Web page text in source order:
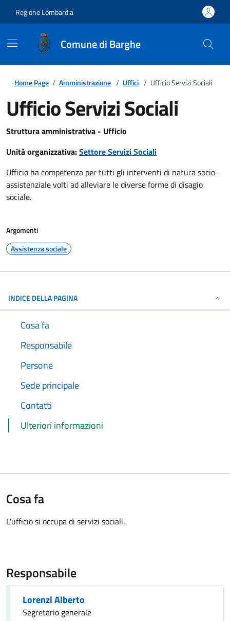
Regione Lombardia
Comune di Barghe
Home Page / Amministrazione / Uffici / Ufficio Servizi Sociali
Ufficio Servizi Sociali
Struttura amministrativa - Ufficio
Unità organizzativa:Settore Servizi Sociali
Ufficio ha competenza per tutti gli interventi di natura socio-
assistenziale volti ad alleviare le diverse forme di disagio
sociale.
Argomenti
Assistenza sociale
INDICE DELLA PAGINA
Cosa fa
Responsabile
Persone
Sede principale
Contatti
Ulteriori informazioni
Cosa fa
L'ufficio si occupa di servizi sociali.
Responsabile
Lorenzi Alberto
Segretario generale